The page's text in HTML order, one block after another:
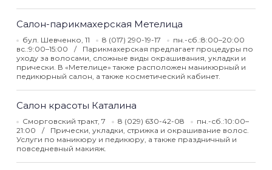
Салон-парикмахерская Метелица
бул. Шевченко, 11 8 (017) 290-19-17
пн.-сб.:8:00–20:00
вс.:9:00–15:00
Парикмахерская предлагает процедуры по
уходу за волосами, сложные виды окрашивания, укладки и
прически. В «Метелице» также расположен маникюрный и
педикюрный салон, а также косметический кабинет.
Салон красоты Каталина
Сморговский тракт, 7 8 (029) 630-42-08
пн.-сб.:10:00–
21:00
Прически, укладки, стрижка и окрашивание волос.
Услуги по маникюру и педикюру, а также праздничный и
повседневный макияж.